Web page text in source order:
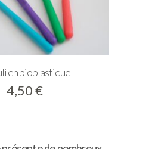
en bioplastique
4,50€